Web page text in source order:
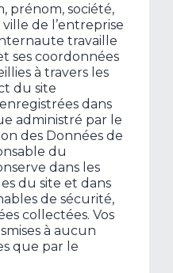
prénom, société,
de l’entreprise
travaille
ses coordonnées
à travers les
du site
dans
administré par le
des Données de
du
dans les
du site et dans
de sécurité,
collectées. Vos
à aucun
que par le